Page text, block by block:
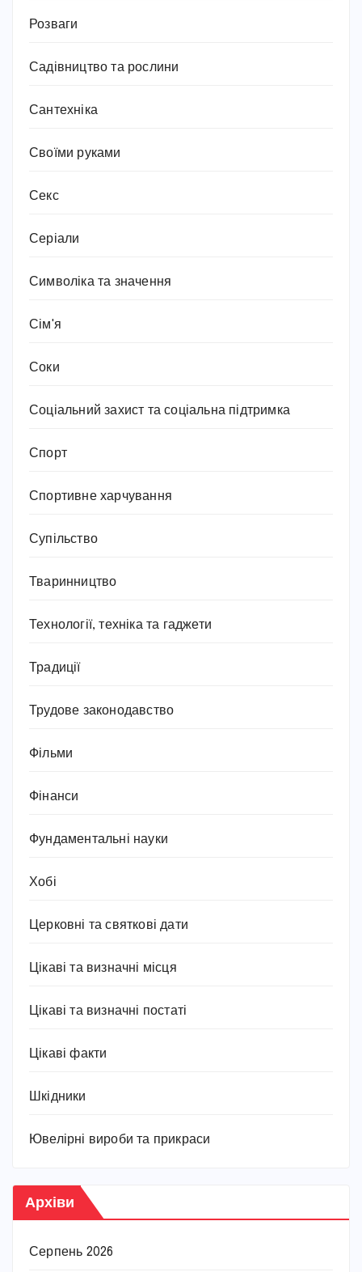
Розваги
Садівництво та рослини
Сантехніка
Своїми руками
Секс
Серіали
Символіка та значення
Сім'я
Соки
Соціальний захист та соціальна підтримка
Спорт
Спортивне харчування
Супільство
Тваринництво
Технології, техніка та гаджети
Традиції
Трудове законодавство
Фільми
Фінанси
Фундаментальні науки
Хобі
Церковні та святкові дати
Цікаві та визначні місця
Цікаві та визначні постаті
Цікаві факти
Шкідники
Ювелірні вироби та прикраси
Архіви
Серпень 2026